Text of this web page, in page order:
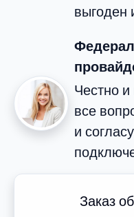
выгоден
Честно и
все
и
Заказ